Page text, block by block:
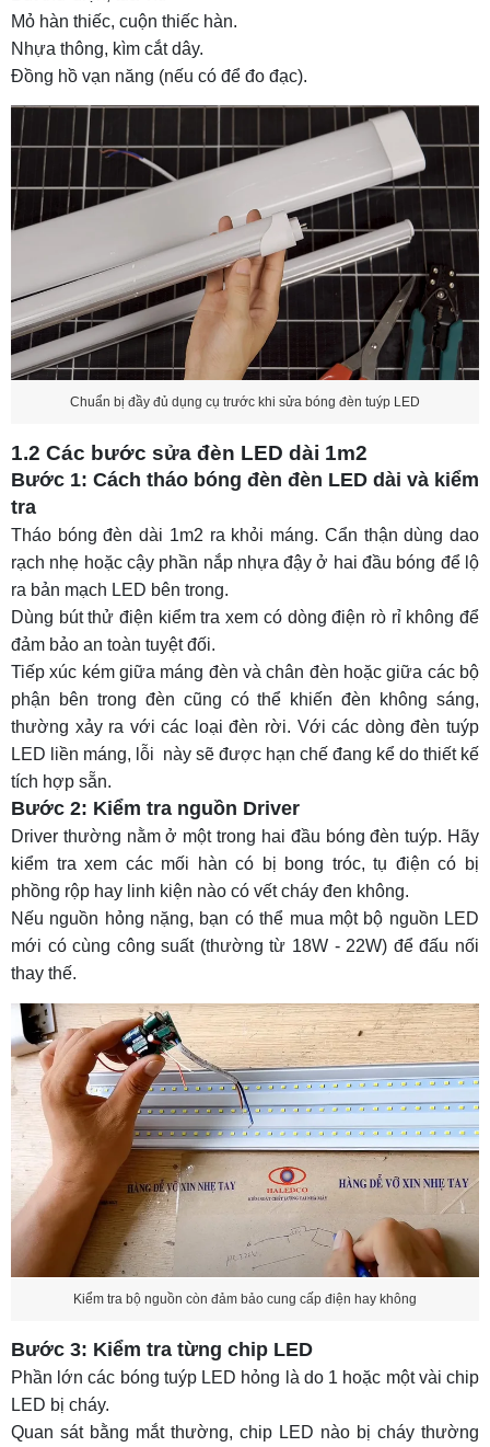
nguyệt
Mỏ hàn thiếc, cuộn thiếc hàn.
Nhựa thông, kìm cắt dây.
Đồng hồ vạn năng (nếu có để đo đạc).
Chuẩn bị đầy đủ dụng cụ trước khi sửa bóng đèn tuýp LED
1.2 Các bước sửa đèn LED dài 1m2
Bước 1: Cách tháo bóng đèn đèn LED dài và kiểm
tra
Tháo bóng đèn dài 1m2 ra khỏi máng. Cẩn thận dùng dao
rạch nhẹ hoặc cậy phần nắp nhựa đậy ở hai đầu bóng để lộ
ra bản mạch LED bên trong.
Dùng bút thử điện kiểm tra xem có dòng điện rò rỉ không để
đảm bảo an toàn tuyệt đối.
Tiếp xúc kém giữa máng đèn và chân đèn hoặc giữa các bộ
phận bên trong đèn cũng có thể khiến đèn không sáng,
thường xảy ra với các loại đèn rời. Với các dòngđèn tuýp
LED liền máng, lỗi này sẽ được hạn chế đang kể do thiết kế
tích hợp sẵn.
Bước 2: Kiểm tra nguồn Driver
Driver thường nằm ở một trong hai đầu bóng đèn tuýp. Hãy
kiểm tra xem các mối hàn có bị bong tróc, tụ điện có bị
phồng rộp hay linh kiện nào có vết cháy đen không.
Nếu nguồn hỏng nặng, bạn có thể mua một bộ nguồn LED
mới có cùng công suất (thường từ 18W - 22W) để đấu nối
thay thế.
Kiểm tra bộ nguồn còn đảm bảo cung cấp điện hay không
Bước 3: Kiểm tra từng chip LED
Phần lớn các bóng tuýp LED hỏng là do 1 hoặc một vài chip
LED bị cháy.
Quan sát bằng mắt thường, chip LED nào bị cháy thường